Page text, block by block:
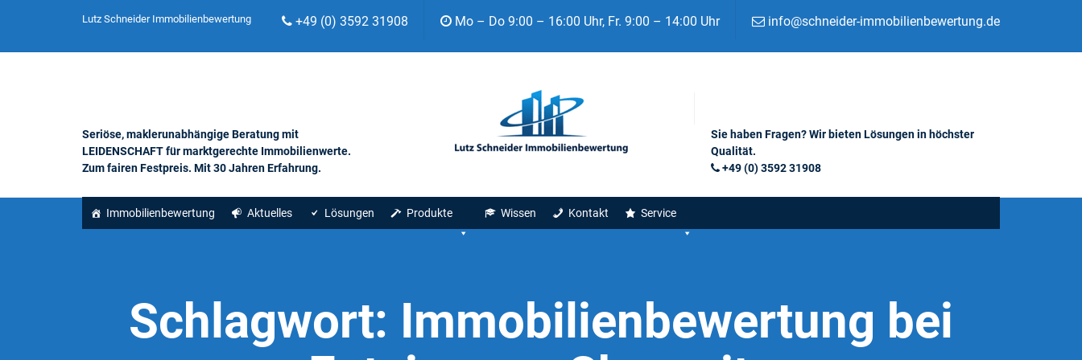
Lutz Schneider Immobilienbewertung +49 (0) 3592 31908 Mo – Do 9:00 – 16:00 Uhr, Fr. 9:00 – 14:00 Uhr info@schneider-immobilienbewertung.de
Seriöse, maklerunabhängige Beratung mit
LEIDENSCHAFT für marktgerechte Immobilienwerte.
Zum fairen Festpreis. Mit 30 Jahren Erfahrung.
Sie haben Fragen? Wir bieten Lösungen in höchster
Qualität.
+49 (0) 3592 31908
Immobilienbewertung Aktuelles Lösungen Produkte Wissen Kontakt Service
Schlagwort: Immobilienbewertung bei